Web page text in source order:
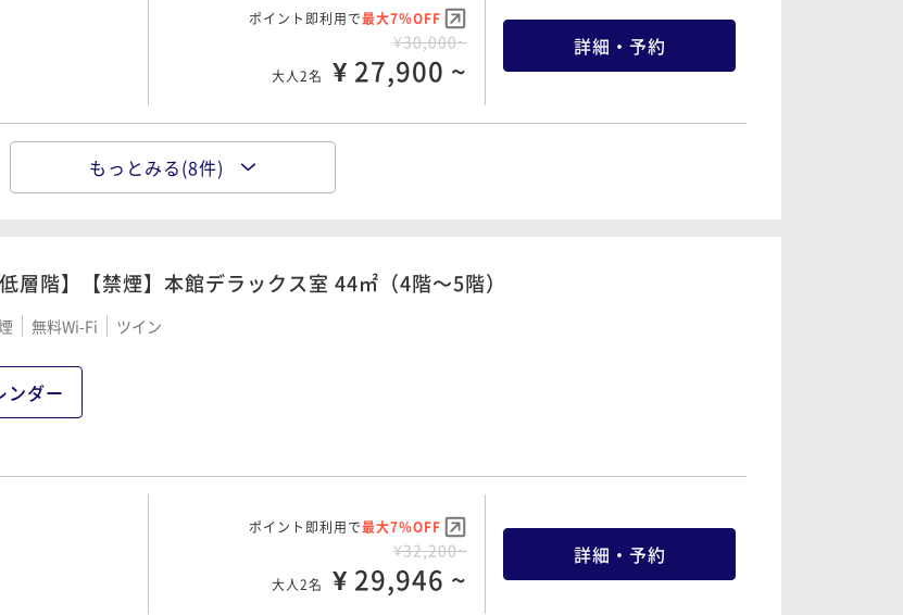
ポイント即利用で最大7％OFF
¥30,000~
大人2名 ¥ 27,900 ~
詳細・予約
ビスクーポン
クーポンシー
ばこしひか
ポイント即利用で最大7％OFF
¥35,000~
大人2名 ¥ 32,550 ~
詳細・予約
もっとみる(8件)
低層階】【禁煙】本館デラックス室 44㎡（4階～5階）
無料Wi-Fi ツイン
ンダー
ポイント即利用で最大7％OFF
¥32,200~
大人2名 ¥ 29,946 ~
詳細・予約